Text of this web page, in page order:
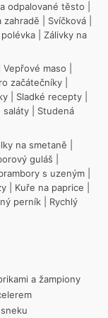
odpalované těsto
zahradě Svíčková
Zálivky na
Vepřové maso
začátečníky
Sladké recepty
saláty
Studená
na smetaně
guláš
s uzeným
Kuře na paprice
perník
Rychlý
a žampiony